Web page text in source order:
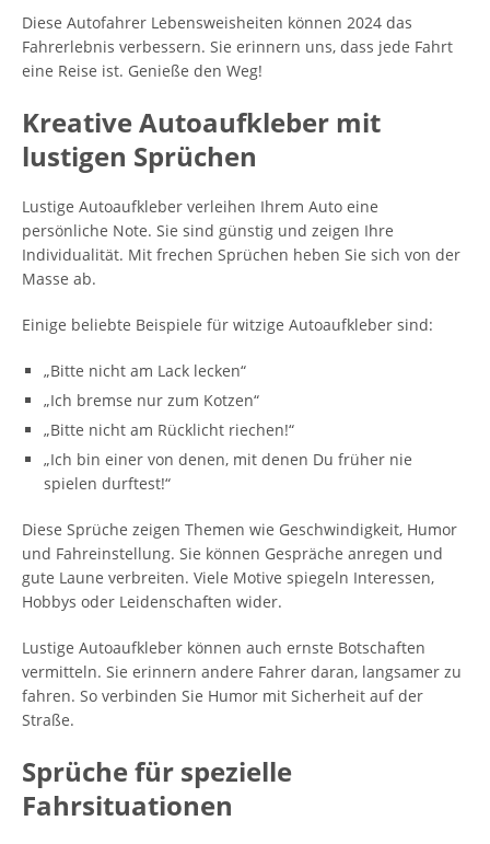
Diese Autofahrer Lebensweisheiten können 2024 das
Fahrerlebnis verbessern. Sie erinnern uns, dass jede Fahrt
eine Reise ist. Genieße den Weg!
Kreative Autoaufkleber mit
lustigen Sprüchen
Lustige Autoaufkleber verleihen Ihrem Auto eine
persönliche Note. Sie sind günstig und zeigen Ihre
Individualität. Mit frechen Sprüchen heben Sie sich von der
Masse ab.
Einige beliebte Beispiele für witzige Autoaufkleber sind:
„Bitte nicht am Lack lecken“
„Ich bremse nur zum Kotzen“
„Bitte nicht am Rücklicht riechen!“
„Ich bin einer von denen, mit denen Du früher nie
spielen durftest!“
Diese Sprüche zeigen Themen wie Geschwindigkeit, Humor
und Fahreinstellung. Sie können Gespräche anregen und
gute Laune verbreiten. Viele Motive spiegeln Interessen,
Hobbys oder Leidenschaften wider.
Lustige Autoaufkleber können auch ernste Botschaften
vermitteln. Sie erinnern andere Fahrer daran, langsamer zu
fahren. So verbinden Sie Humor mit Sicherheit auf der
Straße.
Sprüche für spezielle
Fahrsituationen